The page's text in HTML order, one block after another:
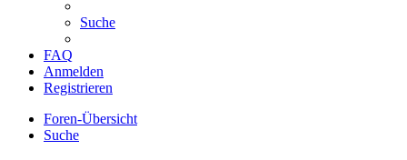
Suche
FAQ
Anmelden
Registrieren
Foren-Übersicht
Suche